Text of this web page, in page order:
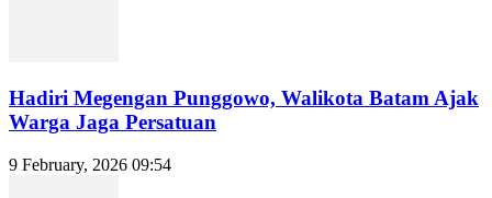
Hadiri Megengan Punggowo, Walikota Batam Ajak
Warga Jaga Persatuan
9 February, 2026 09:54